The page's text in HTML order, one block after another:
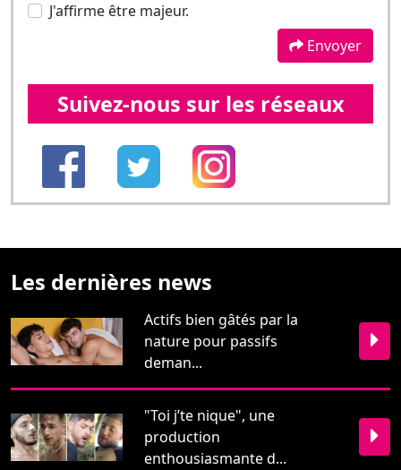
J'affirme être majeur.
Envoyer
Suivez-nous sur les réseaux
Les dernières news
Actifs bien gâtés par la
nature pour passifs
deman...
"Toi j’te nique", une
production
enthousiasmante d...